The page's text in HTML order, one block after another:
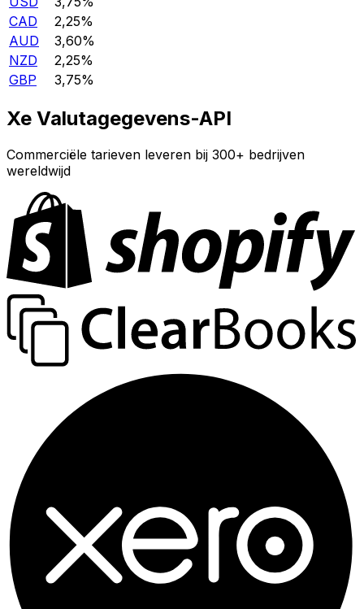
CAD
2,25%
AUD
3,60%
NZD
2,25%
GBP
3,75%
Xe Valutagegevens-API
Commerciële tarieven leveren bij 300+ bedrijven
wereldwijd